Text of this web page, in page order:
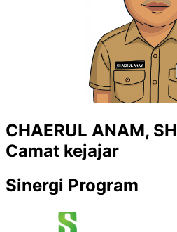
CHAERUL ANAM, SH
Camat kejajar
Sinergi Program